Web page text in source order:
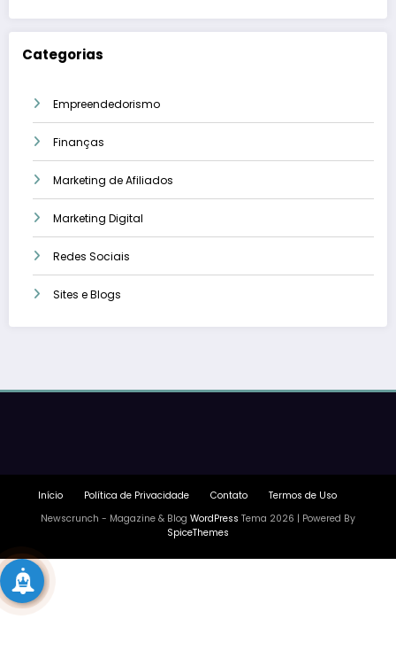
Categorias
Empreendedorismo
Finanças
Marketing de Afiliados
Marketing Digital
Redes Sociais
Sites e Blogs
Início Política de Privacidade Contato
Termos de Uso
Newscrunch - Magazine & Blog WordPress Tema 2026 | Powered By
SpiceThemes